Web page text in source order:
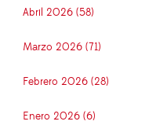
Abril 2026 (58)
Marzo 2026 (71)
Febrero 2026 (28)
Enero 2026 (6)